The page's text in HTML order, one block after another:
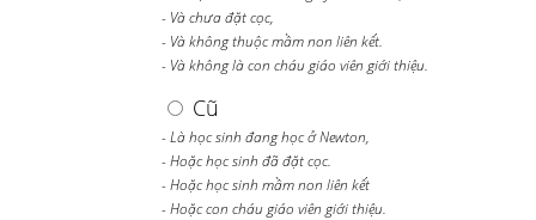
- Và chưa đặt cọc,
- Và không thuộc mầm non liên kết.
- Và không là con cháu giáo viên giới thiệu.
Cũ
- Là học sinh đang học ở Newton,
- Hoặc học sinh đã đặt cọc.
- Hoặc học sinh mầm non liên kết
- Hoặc con cháu giáo viên giới thiệu.